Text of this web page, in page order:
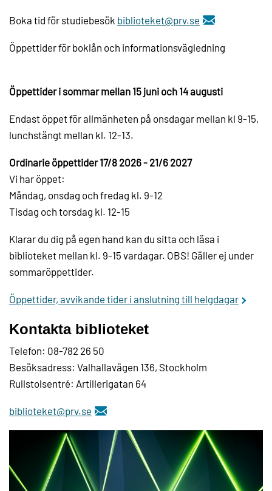
Boka tid för studiebesök biblioteket@prv.se
Öppettider för boklån och informationsvägledning
Öppettider i sommar mellan 15 juni och 14 augusti
Endast öppet för allmänheten på onsdagar mellan kl 9-15,
lunchstängt mellan kl. 12-13.
Ordinarie öppettider 17/8 2026 - 21/6 2027
Vi har öppet:
Måndag, onsdag och fredag kl. 9-12
Tisdag och torsdag kl. 12-15
Klarar du dig på egen hand kan du sitta och läsa i
biblioteket mellan kl. 9-15 vardagar. OBS! Gäller ej under
sommaröppettider.
Öppettider, avvikande tider i anslutning till helgdagar
Kontakta biblioteket
Telefon: 08-782 26 50
Besöksadress: Valhallavägen 136, Stockholm
Rullstolsentré: Artillerigatan 64
biblioteket@prv.se